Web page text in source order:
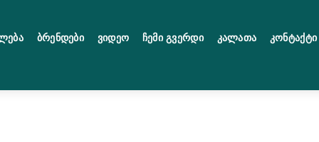
Ბრენდები Ვიდეო Ჩემი Გვერდი Კალათა Კონტაქტი